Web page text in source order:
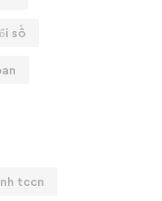
số
tccn